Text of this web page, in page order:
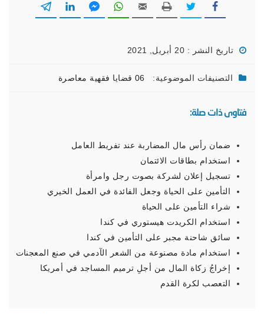
تاريخ النشر : 20 أبريل, 2021
التصنيفات الموضوعية: 06 قضايا فقهية معاصرة
فتاوى ذات صلة:
ضمان رأس مال المضاربة عند تفريط العامل
استخدام بطاقات الائتمان
تسجيل إعلان لشركة بصوت رجل وامرأة
التأمين على الحياة وجعل الفائدة في العمل الخيري
شراء التأمين على الحياة
استخدام الكريدت هيستوري في كندا
سائق شاحنة مجبر على التأمين في كندا
استخدام مادة مصنوعة من الشعر الآدمي في صنع المعجنات
إخراجُ زكاة المال من أجلِ ترميم المساجد في أمريكا
التعصب لكرة القدم